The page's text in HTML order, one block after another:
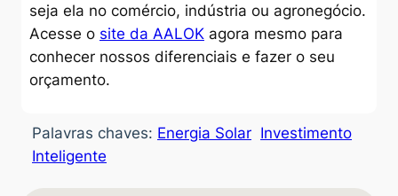
seja ela no comércio, indústria ou agronegócio.
Acesse o site da AALOKagora mesmo para
conhecer nossos diferenciais e fazer o seu
orçamento.
Palavras chaves: Energia Solar Investimento
Inteligente